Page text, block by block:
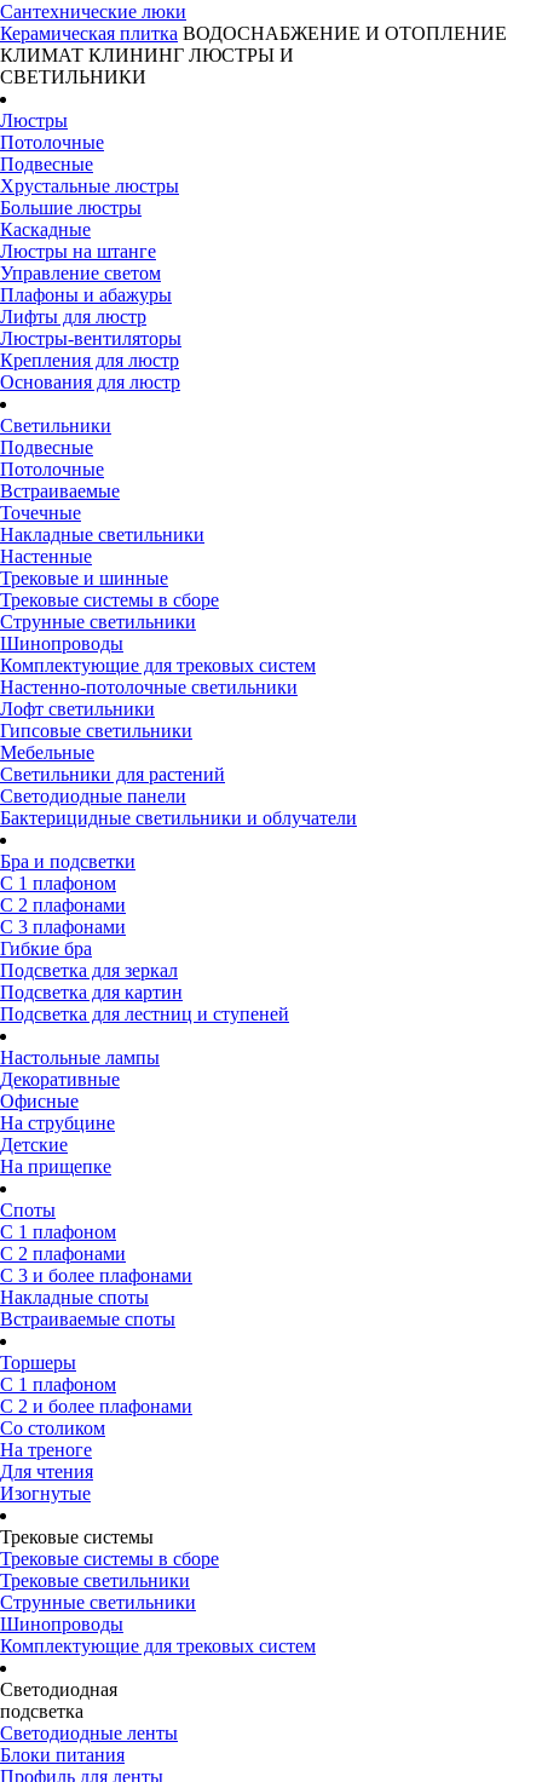
Сантехнические люки
Керамическая плитка ВОДОСНАБЖЕНИЕ И ОТОПЛЕНИЕ
КЛИМАТ КЛИНИНГ ЛЮСТРЫ И
СВЕТИЛЬНИКИ
Люстры
Потолочные
Подвесные
Хрустальные люстры
Большие люстры
Каскадные
Люстры на штанге
Управление светом
Плафоны и абажуры
Лифты для люстр
Люстры-вентиляторы
Крепления для люстр
Основания для люстр
Светильники
Подвесные
Потолочные
Встраиваемые
Точечные
Накладные светильники
Настенные
Трековые и шинные
Трековые системы в сборе
Струнные светильники
Шинопроводы
Комплектующие для трековых систем
Настенно-потолочные светильники
Лофт светильники
Гипсовые светильники
Мебельные
Светильники для растений
Светодиодные панели
Бактерицидные светильники и облучатели
Бра и подсветки
С 1 плафоном
С 2 плафонами
С 3 плафонами
Гибкие бра
Подсветка для зеркал
Подсветка для картин
Подсветка для лестниц и ступеней
Настольные лампы
Декоративные
Офисные
На струбцине
Детские
На прищепке
Споты
С 1 плафоном
С 2 плафонами
С 3 и более плафонами
Накладные споты
Встраиваемые споты
Торшеры
С 1 плафоном
С 2 и более плафонами
Со столиком
На треноге
Для чтения
Изогнутые
Трековые системы
Трековые системы в сборе
Трековые светильники
Струнные светильники
Шинопроводы
Комплектующие для трековых систем
Светодиодная
подсветка
Светодиодные ленты
Блоки питания
Профиль для ленты